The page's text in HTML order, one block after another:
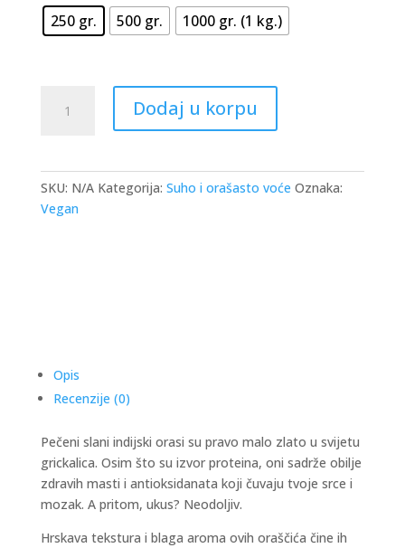
250 gr. 500 gr. 1000 gr. (1 kg.)
Dodaj u korpu
SKU: N/A Kategorija: Suho i orašasto voće Oznaka:
Vegan
Opis
Recenzije (0)
Pečeni slani indijski orasi su pravo malo zlato u svijetu
grickalica. Osim što su izvor proteina, oni sadrže obilje
zdravih masti i antioksidanata koji čuvaju tvoje srce i
mozak. A pritom, ukus? Neodoljiv.
Hrskava tekstura i blaga aroma ovih oraščića čine ih